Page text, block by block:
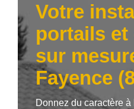
Votre
portails
sur
Fayence
Donnez du caractère à